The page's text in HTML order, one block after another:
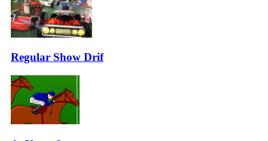
Regular Show Drif